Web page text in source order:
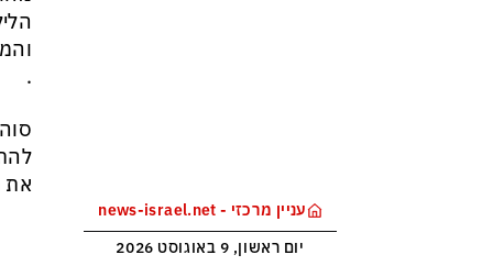
עניין מרכזי - news-israel.net
יום ראשון, 9 באוגוסט 2026
.
את